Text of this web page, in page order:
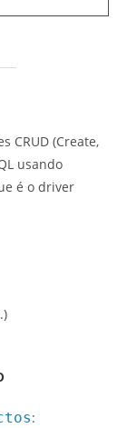
CRUD (Create,
usando
é o driver
: